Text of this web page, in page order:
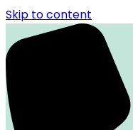
Skip to content